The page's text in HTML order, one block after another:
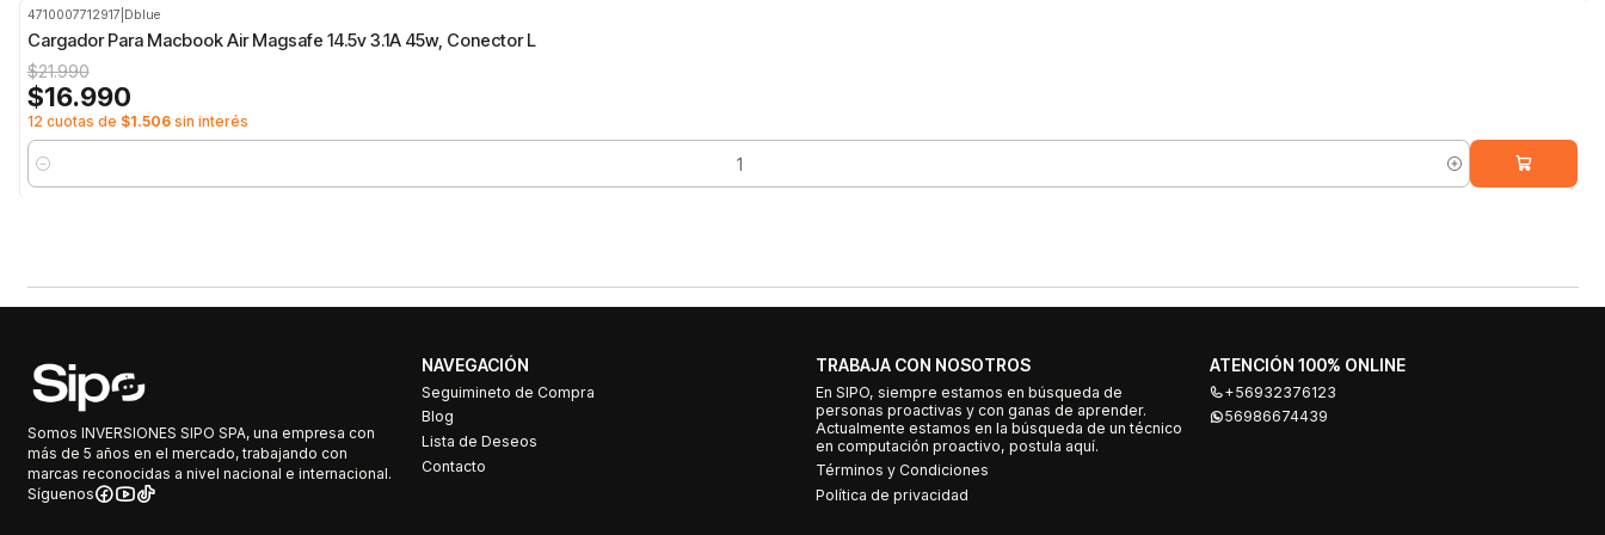
4710007712917 Dblue
Cargador Para Macbook Air Magsafe 14.5v 3.1A 45w, Conector L
$21.990
$16.990
12 cuotas de $1.506sin interés
Cantidad
Somos INVERSIONES SIPO SPA, una empresa con
más de 5 años en el mercado, trabajando con
marcas reconocidas a nivel nacional e internacional.
Síguenos
NAVEGACIÓN
Seguimineto de Compra
Blog
Lista de Deseos
Contacto
TRABAJA CON NOSOTROS
En SIPO, siempre estamos en búsqueda de
personas proactivas y con ganas de aprender.
Actualmente estamos en la búsqueda de un técnico
en computación proactivo, postula aquí.
Términos y Condiciones
Política de privacidad
ATENCIÓN 100% ONLINE
+56932376123
56986674439